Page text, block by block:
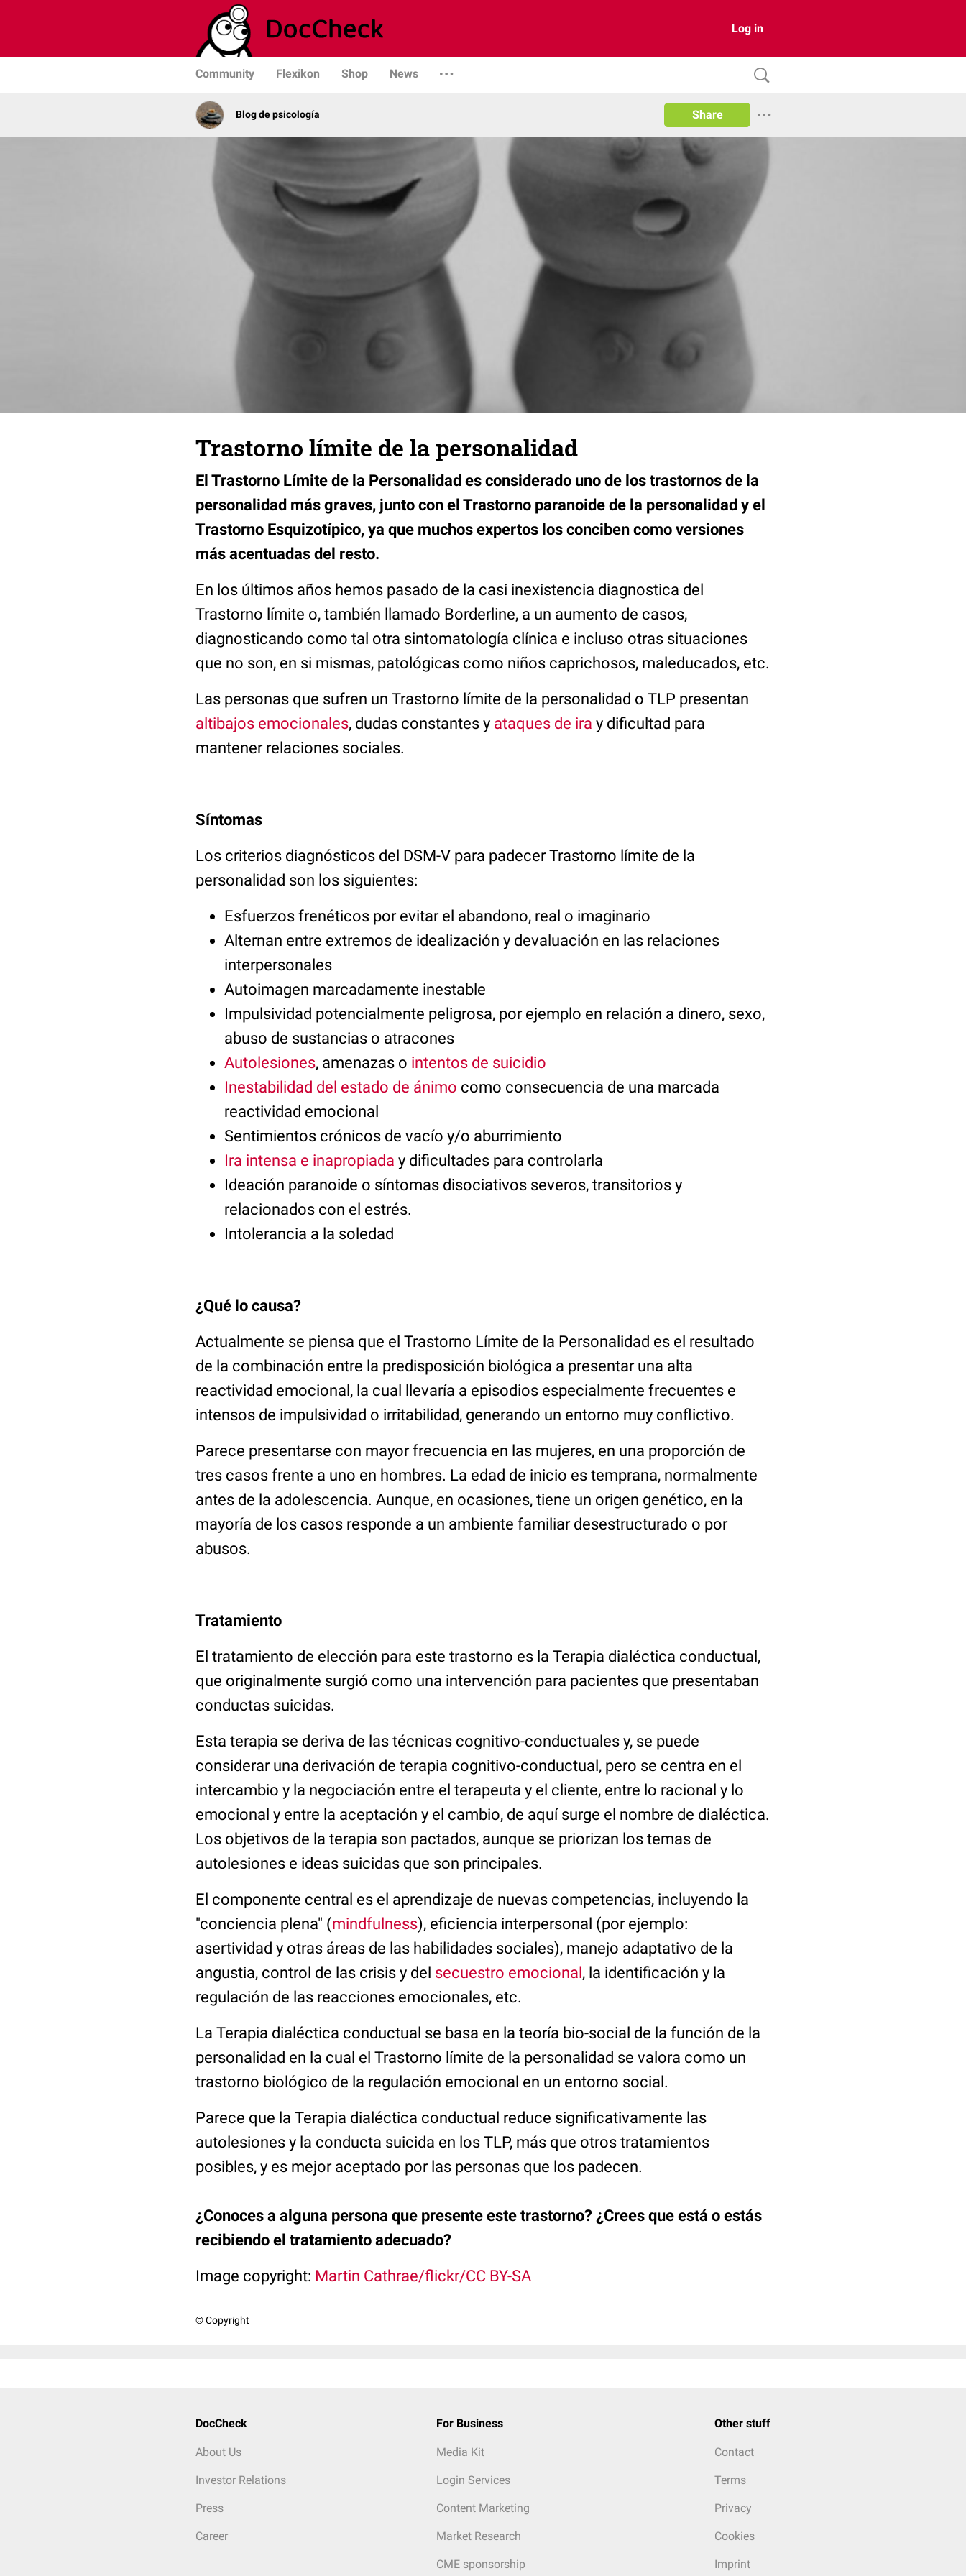
Log in
Community Flexikon Shop News
Blog de psicología Share
Trastorno límite de la personalidad
El Trastorno Límite de la Personalidad es considerado uno de los trastornos de la
personalidad más graves, junto con el Trastorno paranoide de la personalidad y el
Trastorno Esquizotípico, ya que muchos expertos los conciben como versiones
más acentuadas del resto.
En los últimos años hemos pasado de la casi inexistencia diagnostica del
Trastorno límite o, también llamado Borderline, a un aumento de casos,
diagnosticando como tal otra sintomatología clínica e incluso otras situaciones
que no son, en si mismas, patológicas como niños caprichosos, maleducados, etc.
Las personas que sufren un Trastorno límite de la personalidad o TLP presentan
altibajos emocionales, dudas constantes y ataques de ira y dificultad para
mantener relaciones sociales.
Síntomas
Los criterios diagnósticos del DSM-V para padecer Trastorno límite de la
personalidad son los siguientes:
Esfuerzos frenéticos por evitar el abandono, real o imaginario
Alternan entre extremos de idealización y devaluación en las relaciones
interpersonales
Autoimagen marcadamente inestable
Impulsividad potencialmente peligrosa, por ejemplo en relación a dinero, sexo,
abuso de sustancias o atracones
Autolesiones, amenazas o intentos de suicidio
Inestabilidad del estado de ánimo como consecuencia de una marcada
reactividad emocional
Sentimientos crónicos de vacío y/o aburrimiento
Ira intensa e inapropiada y dificultades para controlarla
Ideación paranoide o síntomas disociativos severos, transitorios y
relacionados con el estrés.
Intolerancia a la soledad
¿Qué lo causa?
Actualmente se piensa que el Trastorno Límite de la Personalidad es el resultado
de la combinación entre la predisposición biológica a presentar una alta
reactividad emocional, la cual llevaría a episodios especialmente frecuentes e
intensos de impulsividad o irritabilidad, generando un entorno muy conflictivo.
Parece presentarse con mayor frecuencia en las mujeres, en una proporción de
tres casos frente a uno en hombres. La edad de inicio es temprana, normalmente
antes de la adolescencia. Aunque, en ocasiones, tiene un origen genético, en la
mayoría de los casos responde a un ambiente familiar desestructurado o por
abusos.
Tratamiento
El tratamiento de elección para este trastorno es la Terapia dialéctica conductual,
que originalmente surgió como una intervención para pacientes que presentaban
conductas suicidas.
Esta terapia se deriva de las técnicas cognitivo-conductuales y, se puede
considerar una derivación de terapia cognitivo-conductual, pero se centra en el
intercambio y la negociación entre el terapeuta y el cliente, entre lo racional y lo
emocional y entre la aceptación y el cambio, de aquí surge el nombre de dialéctica.
Los objetivos de la terapia son pactados, aunque se priorizan los temas de
autolesiones e ideas suicidas que son principales.
El componente central es el aprendizaje de nuevas competencias, incluyendo la
"conciencia plena" (mindfulness), eficiencia interpersonal (por ejemplo:
asertividad y otras áreas de las habilidades sociales), manejo adaptativo de la
angustia, control de las crisis y del secuestro emocional, la identificación y la
regulación de las reacciones emocionales, etc.
La Terapia dialéctica conductual se basa en la teoría bio-social de la función de la
personalidad en la cual el Trastorno límite de la personalidad se valora como un
trastorno biológico de la regulación emocional en un entorno social.
Parece que la Terapia dialéctica conductual reduce significativamente las
autolesiones y la conducta suicida en los TLP, más que otros tratamientos
posibles, y es mejor aceptado por las personas que los padecen.
¿Conoces a alguna persona que presente este trastorno? ¿Crees que está o estás
recibiendo el tratamiento adecuado?
Image copyright: Martin Cathrae/flickr/CC BY-SA
© Copyright
DocCheck
About Us
Investor Relations
Press
Career
For Business
Media Kit
Login Services
Content Marketing
Market Research
CME sponsorship
Other stuff
Contact
Terms
Privacy
Cookies
Imprint